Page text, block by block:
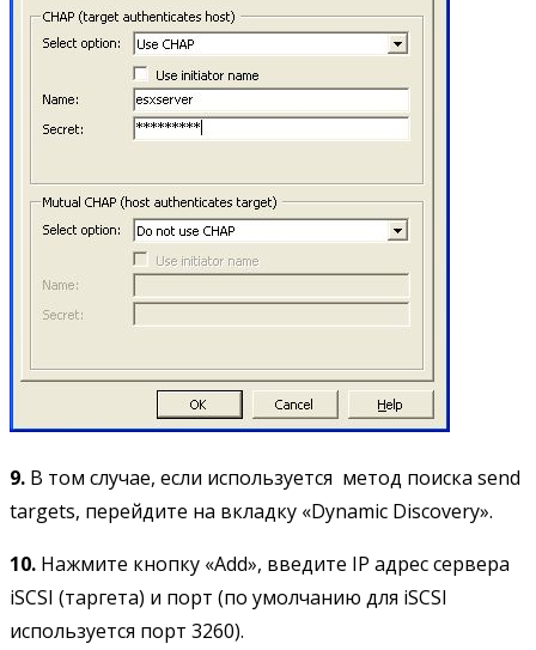
9. В том случае, если используется метод поиска send
targets, перейдите на вкладку «Dynamic Discovery».
10. Нажмите кнопку «Add», введите IP адрес сервера
iSCSI (таргета) и порт (по умолчанию для iSCSI
используется порт 3260).